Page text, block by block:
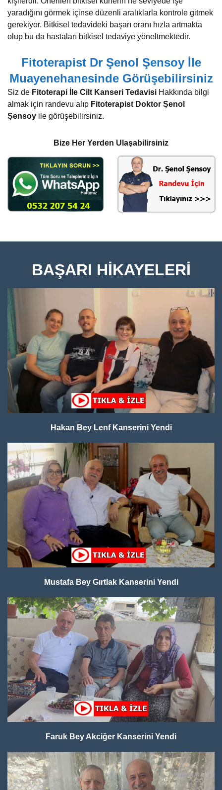
yaradığını görmek içinse düzenli aralıklarla kontrole gitmek
gerekiyor. Bitkisel tedavideki başarı oranı hızla artmakta
olup bu da hastaları bitkisel tedaviye yöneltmektedir.
Fitoterapist Dr Şenol Şensoy İle
Muayenehanesinde Görüşebilirsiniz
Siz de Fitoterapi İle Cilt Kanseri Tedavisi Hakkında bilgi
almak için randevu alıp Fitoterapist Doktor Şenol
Şensoy ile görüşebilirsiniz.
Bize Her Yerden Ulaşabilirsiniz
BAŞARI HİKAYELERİ
Hakan Bey Lenf Kanserini Yendi
Mustafa Bey Gırtlak Kanserini Yendi
Faruk Bey Akciğer Kanserini Yendi